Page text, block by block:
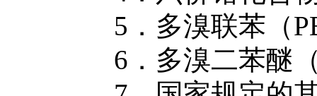
5 ．多溴联苯 （
6 ．多溴二苯醚